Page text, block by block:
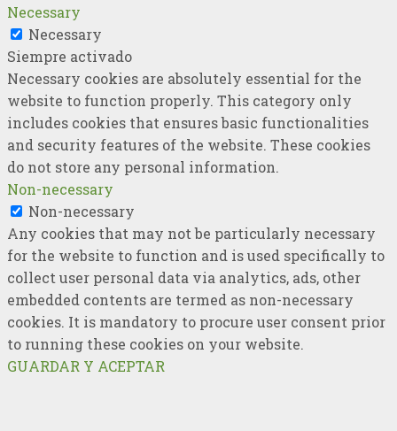
Necessary
Necessary
Siempre activado
Necessary cookies are absolutely essential for the
website to function properly. This category only
includes cookies that ensures basic functionalities
and security features of the website. These cookies
do not store any personal information.
Non-necessary
Non-necessary
Any cookies that may not be particularly necessary
for the website to function and is used specifically to
collect user personal data via analytics, ads, other
embedded contents are termed as non-necessary
cookies. It is mandatory to procure user consent prior
to running these cookies on your website.
GUARDAR Y ACEPTAR